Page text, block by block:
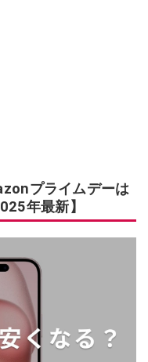
プライムデーは
年最新】